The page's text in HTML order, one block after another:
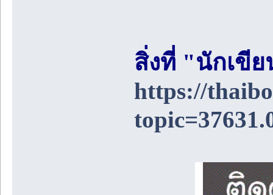
สิ่งที่ "นักเขี
https://